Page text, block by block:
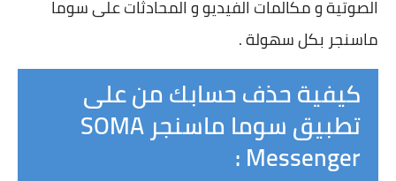
الصوتية و مكالمات الفيديو و المحادثات على سوما
ماسنجر بكل سهولة .
كيفية حذف حسابك من على
تطبيق سوما ماسنجر SOMA
Messenger :